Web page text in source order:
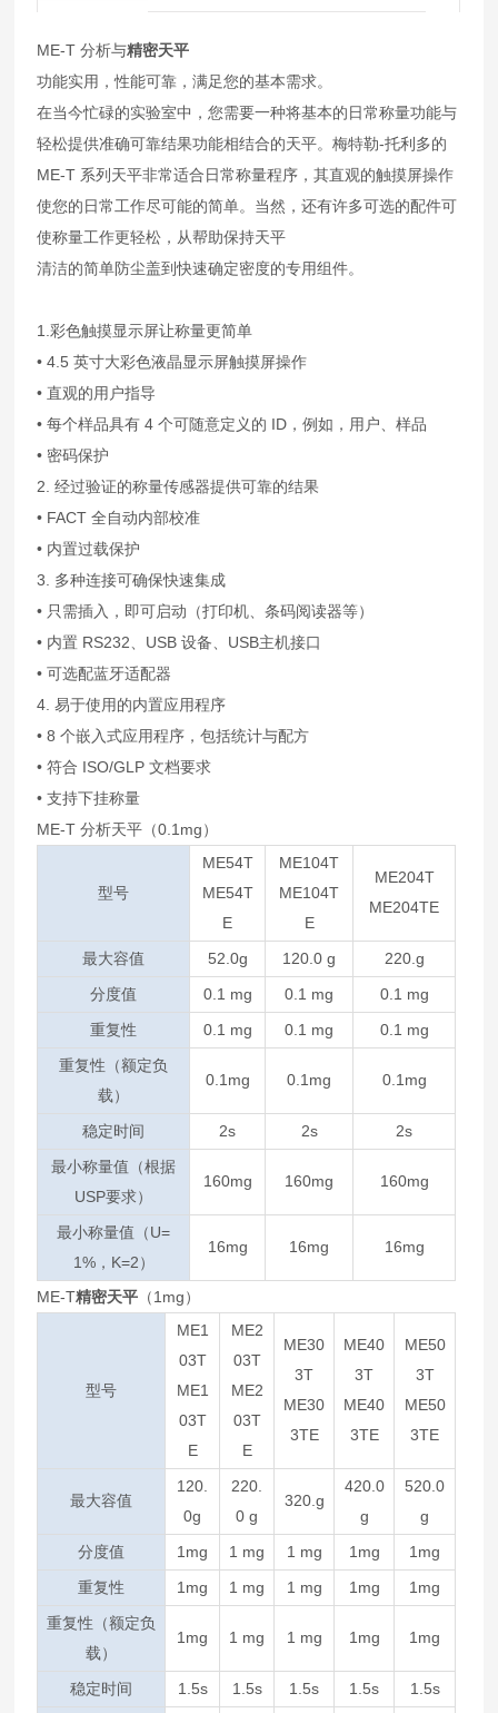
ME-T 分析与精密天平
功能实用，性能可靠，满足您的基本需求。
在当今忙碌的实验室中，您需要一种将基本的日常称量功能与
轻松提供准确可靠结果功能相结合的天平。梅特勒-托利多的
ME-T 系列天平非常适合日常称量程序，其直观的触摸屏操作
使您的日常工作尽可能的简单。当然，还有许多可选的配件可
使称量工作更轻松，从帮助保持天平
清洁的简单防尘盖到快速确定密度的专用组件。
1.彩色触摸显示屏让称量更简单
• 4.5 英寸大彩色液晶显示屏触摸屏操作
• 直观的用户指导
• 每个样品具有 4 个可随意定义的 ID，例如，用户、样品
• 密码保护
2. 经过验证的称量传感器提供可靠的结果
• FACT 全自动内部校准
• 内置过载保护
3. 多种连接可确保快速集成
• 只需插入，即可启动（打印机、条码阅读器等）
• 内置 RS232、USB 设备、USB主机接口
• 可选配蓝牙适配器
4. 易于使用的内置应用程序
• 8 个嵌入式应用程序，包括统计与配方
• 符合 ISO/GLP 文档要求
• 支持下挂称量
ME-T 分析天平（0.1mg）
型号
ME54T
ME54T
E
ME104T
ME104T
E
ME204T
ME204TE
最大容值 52.0g 120.0 g
220.g
分度值
0.1 mg 0.1 mg
0.1 mg
重复性
0.1 mg 0.1 mg
0.1 mg
重复性（额定负
载）
0.1mg 0.1mg 0.1mg
稳定时间 2s 2s
2s
最小称量值（根据
USP要求）
160mg 160mg 160mg
最小称量值（U=
1%，K=2）
16mg 16mg 16mg
ME-T精密天平 （1mg）
型号
ME1
03T
ME1
03T
E
ME2
03T
ME2
03T
E
ME30
3T
ME30
3TE
ME40
3T
ME40
3TE
ME50
3T
ME50
3TE
最大容值
120.
0g
220.
0 g
320.g
420.0
g
520.0
g
分度值
1mg 1 mg 1 mg 1mg
1mg
重复性
1mg 1 mg 1 mg 1mg
1mg
重复性（额定负
载）
1mg 1 mg 1 mg 1mg 1mg
稳定时间 1.5s 1.5s 1.5s 1.5s 1.5s
可以介绍下你们的产品么